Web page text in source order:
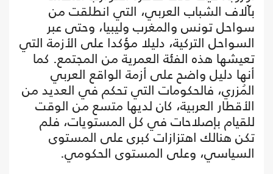
بآلاف الشباب العربي، التي انطلقت من
سواحل تونس والمغرب وليبيا، وحتى عبر
السواحل التركية، دليلا مؤكدا على الأزمة التي
تعيشها هذه الفئة العمرية من المجتمع. كما
أنها دليل واضح على أزمة الواقع العربي
المُزري، فالحكومات التي تحكم في العديد من
الأقطار العربية، كان لديها متسع من الوقت
للقيام بإصلاحات في كل المستويات، فلم
تكن هنالك اهتزازات كبرى على المستوى
السياسي، وعلى المستوى الحكومي.